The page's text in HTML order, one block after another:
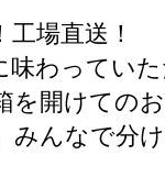
場直送！
味わってい
開けてのお
みんなで分